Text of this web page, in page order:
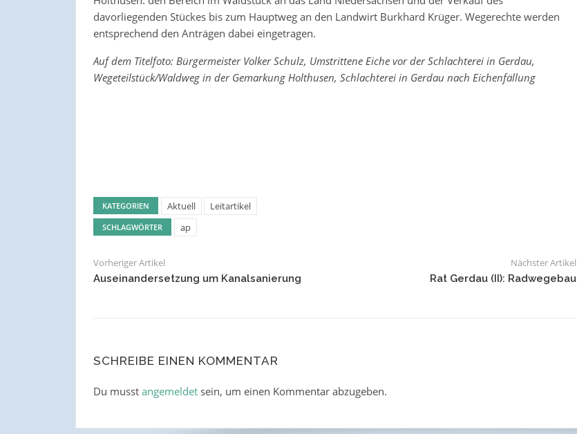
davorliegenden Stückes bis zum Hauptweg an den Landwirt Burkhard Krüger. Wegerechte werden
entsprechend den Anträgen dabei eingetragen.
Auf dem Titelfoto: Bürgermeister Volker Schulz, Umstrittene Eiche vor der Schlachterei in Gerdau,
Wegeteilstück/Waldweg in der Gemarkung Holthusen, Schlachterei in Gerdau nach Eichenfällung
KATEGORIEN Aktuell Leitartikel
SCHLAGWÖRTER ap
Vorheriger Artikel
Auseinandersetzung um Kanalsanierung
Nächster Artikel
Rat Gerdau (II): Radwegebau
SCHREIBE EINEN KOMMENTAR
Du musst angemeldetsein, um einen Kommentar abzugeben.